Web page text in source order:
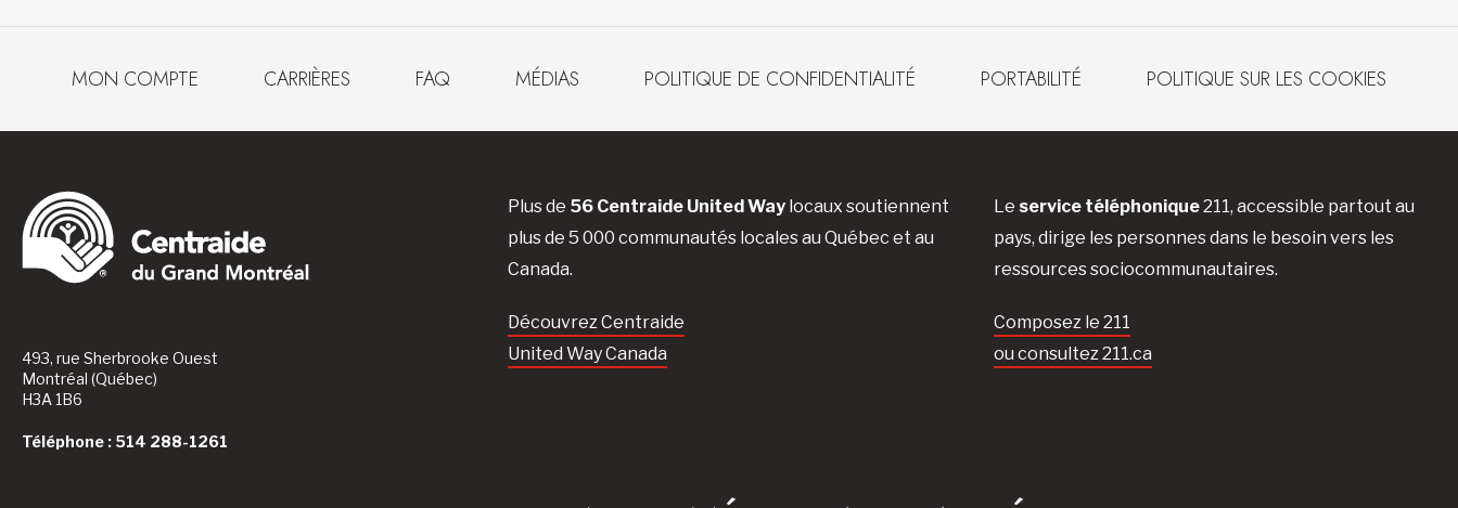
MON COMPTE CARRIÈRES FAQ MÉDIAS POLITIQUE DE CONFIDENTIALITÉ PORTABILITÉ POLITIQUE SUR LES COOKIES
493, rue Sherbrooke Ouest
Montréal (Québec)
H3A 1B6
Téléphone : 514 288-1261
Plus de 56 Centraide United Waylocaux soutiennent
plus de 5 000 communautés locales au Québec et au
Canada.
Découvrez Centraide
United Way Canada
Le service téléphonique211, accessible partout au
pays, dirige les personnes dans le besoin vers les
ressources sociocommunautaires.
Composez le 211
ou consultez 211.ca